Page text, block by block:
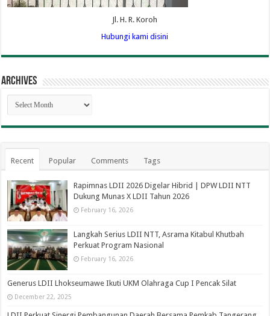
Jl. H. R. Koroh
Hubungi kami disini
Archives
Archives
Recent Popular Comments Tags
Rapimnas LDII 2026 Digelar Hibrid | DPW LDII NTT
Dukung Munas X LDII Tahun 2026
February 16, 2026
Langkah Serius LDII NTT, Asrama Kitabul Khutbah
Perkuat Program Nasional
February 16, 2026
Generus LDII Lhokseumawe Ikuti UKM Olahraga Cup I Pencak Silat
December 22, 2025